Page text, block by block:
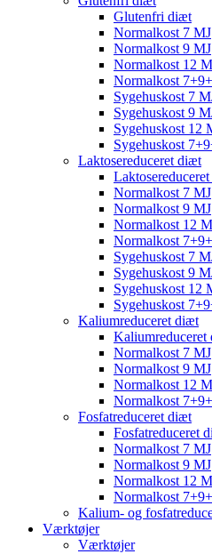
Glutenfri diæt
Normalkost 7 MJ
Normalkost 9 MJ
Normalkost 12
Normalkost
Sygehuskost 7
Sygehuskost 9
Sygehuskost 12
Sygehuskost
Laktosereduceret diæt
Normalkost 7 MJ
Normalkost 9 MJ
Normalkost 12
Normalkost
Sygehuskost 7
Sygehuskost 9
Sygehuskost 12
Sygehuskost
Kaliumreduceret diæt
Normalkost 7 MJ
Normalkost 9 MJ
Normalkost 12
Normalkost
Fosfatreduceret diæt
Fosfatreduceret
Normalkost 7 MJ
Normalkost 9 MJ
Normalkost 12
Normalkost
Kalium- og
Værktøjer
Værktøjer